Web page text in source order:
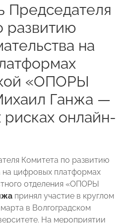
Председателя
развитию
на
«ОПОРЫ
Ганжа —
рисках онлайн-
Комитета по развитию
на цифровых платформах
отделения «ОПОРЫ
принял участие в круглом
в Волгоградском
На мероприятии